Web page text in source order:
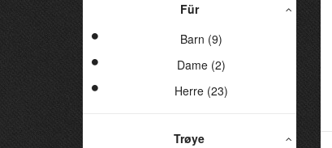
Für
Barn (9)
Dame (2)
Herre (23)
Trøye